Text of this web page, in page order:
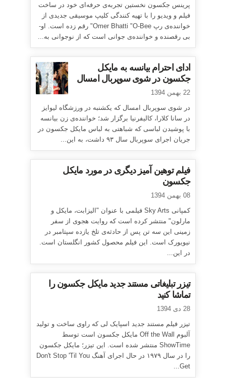
پرینس جکسون نخستین تجربه‌ی حرفه‌ای خود در ساخت
فیلم و ویدیو را با تهیه کنندگی کلیپ موسیقی جدیدی از
خواننده‌ی رپ Omer Bhatti "O-Bee" رقم زده است. او-
بی رقصنده و خواننده‌ی جوانی است که از نوجوانی به...
ادای احترام بیانسه به مایکل
جکسون در شوی سوپربال امسال
22 بهمن 1394
در شوی سوپربال امسال که یکشنبه در ورزشگاه لیوایز
در سانا کلارا، کالیفرنیا برگزار شد؛ خواننده‌ی زن بیانسه
با پوشیدن لباسی که شباهتی به لباس مایکل جکسون در
جریان اجرای سوپربال سال ۹۳ داشت، به این...
فیلم توهین آمیز دیگری در مورد مایکل
جکسون
08 بهمن 1394
کمپانی Sky Arts فیلمی با عنوان "الیزابت، مایکل و
مارلون" منتشر کرده است که روایت هجوی از سفر
زمینی این سه تن پس از حادثه‌ی تلخ یازده سپتامبر در
نیویورک است. این فیلم محصول کشور انگلستان است.
در این...
تیزر تبلیغاتی مستند جدید مایکل جکسون را
تماشا کنید
28 دی 1394
تیزر فیلم مستند جدید اسپایک لی که راوی ساخت و تولید
آلبوم Off the Wall مایکل جکسون است توسط
ShowTime منتشر شده است. این تیزر؛ مایکل جکسون
را در سال ۱۹۷۹ در حال اجرای آهنگ Don't Stop 'Til You
Get...